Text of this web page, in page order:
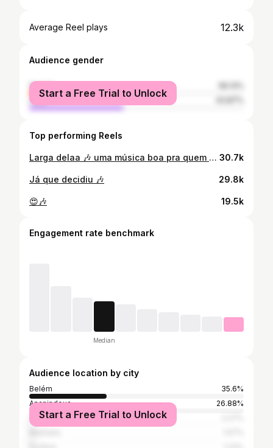
Average Reel plays 12.3k
Audience gender
female
male
Start a Free Trial to Unlock
Top performing Reels
Larga delaa 🎶 uma música boa pra quem é exigente 😍 30.7k
Já que decidiu 🎶 29.8k
😍🎶 19.5k
Engagement rate benchmark
Median
Audience location by city
Belém
35.6%
Ananindeua
26.88%
São Paulo
Start a Free Trial to Unlock